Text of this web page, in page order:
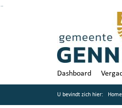
Dashboard
U bevindt zich hier: Home